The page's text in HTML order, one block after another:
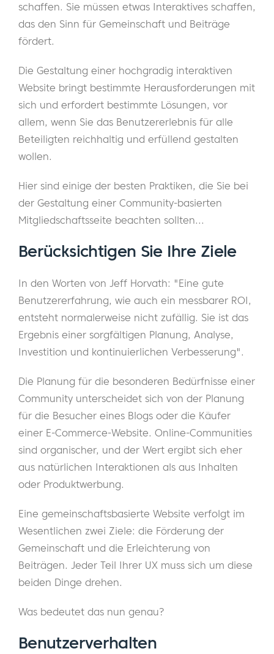
schaffen. Sie müssen etwas Interaktives schaffen,
das den Sinn für Gemeinschaft und Beiträge
fördert.
Die Gestaltung einer hochgradig interaktiven
Website bringt bestimmte Herausforderungen mit
sich und erfordert bestimmte Lösungen, vor
allem, wenn Sie das Benutzererlebnis für alle
Beteiligten reichhaltig und erfüllend gestalten
wollen.
Hier sind einige der besten Praktiken, die Sie bei
der Gestaltung einer Community-basierten
Mitgliedschaftsseite beachten sollten...
Berücksichtigen Sie Ihre Ziele
In den Worten von Jeff Horvath: "Eine gute
Benutzererfahrung, wie auch ein messbarer ROI,
entsteht normalerweise nicht zufällig. Sie ist das
Ergebnis einer sorgfältigen Planung, Analyse,
Investition und kontinuierlichen Verbesserung".
Die Planung für die besonderen Bedürfnisse einer
Community unterscheidet sich von der Planung
für die Besucher eines Blogs oder die Käufer
einer E-Commerce-Website. Online-Communities
sind organischer, und der Wert ergibt sich eher
aus natürlichen Interaktionen als aus Inhalten
oder Produktwerbung.
Eine gemeinschaftsbasierte Website verfolgt im
Wesentlichen zwei Ziele: die Förderung der
Gemeinschaft und die Erleichterung von
Beiträgen. Jeder Teil Ihrer UX muss sich um diese
beiden Dinge drehen.
Was bedeutet das nun genau?
Benutzerverhalten